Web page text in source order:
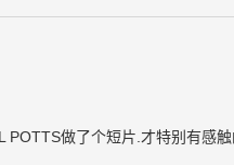
做了个短片.才特别有感触